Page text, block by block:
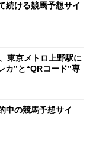
続ける競馬予想サイ
東京メトロ上野駅に
”と“QRコード”専
中の競馬予想サイ